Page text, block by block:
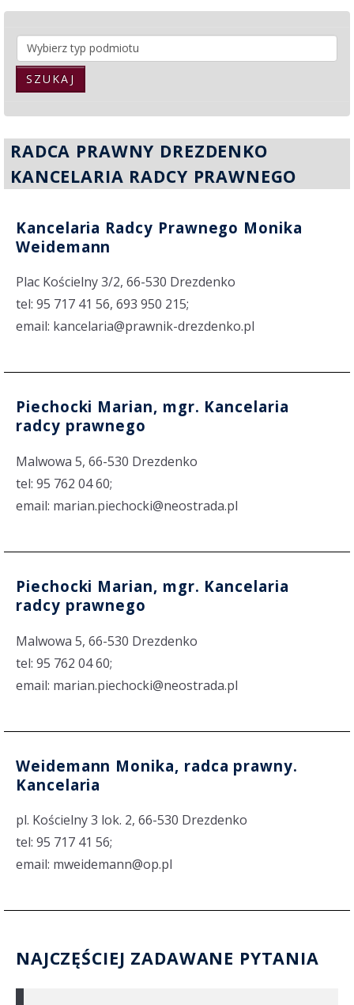
SZUKAJ
RADCA PRAWNY DREZDENKO
KANCELARIA RADCY PRAWNEGO
Kancelaria Radcy Prawnego Monika
Weidemann
Plac Kościelny 3/2, 66-530 Drezdenko
tel: 95 717 41 56, 693 950 215;
email: kancelaria@prawnik-drezdenko.pl
Piechocki Marian, mgr. Kancelaria
radcy prawnego
Malwowa 5, 66-530 Drezdenko
tel: 95 762 04 60;
email: marian.piechocki@neostrada.pl
Piechocki Marian, mgr. Kancelaria
radcy prawnego
Malwowa 5, 66-530 Drezdenko
tel: 95 762 04 60;
email: marian.piechocki@neostrada.pl
Weidemann Monika, radca prawny.
Kancelaria
pl. Kościelny 3 lok. 2, 66-530 Drezdenko
tel: 95 717 41 56;
email: mweidemann@op.pl
NAJCZĘŚCIEJ ZADAWANE PYTANIA